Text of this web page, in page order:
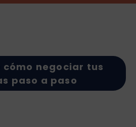
cómo negociar tus
paso a paso